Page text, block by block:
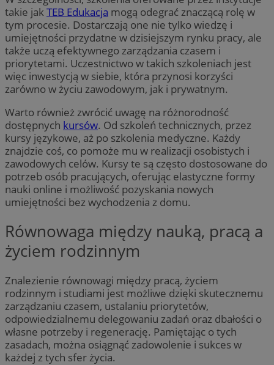
takie jakTEB Edukacja mogą odegrać znaczącą rolę w
tym procesie. Dostarczają one nie tylko wiedzę i
umiejętności przydatne w dzisiejszym rynku pracy, ale
także uczą efektywnego zarządzania czasem i
priorytetami. Uczestnictwo w takich szkoleniach jest
więc inwestycją w siebie, która przynosi korzyści
zarówno w życiu zawodowym, jak i prywatnym.
Warto również zwrócić uwagę na różnorodność
dostępnych kursów. Od szkoleń technicznych, przez
kursy językowe, aż po szkolenia medyczne. Każdy
znajdzie coś, co pomoże mu w realizacji osobistych i
zawodowych celów. Kursy te są często dostosowane do
potrzeb osób pracujących, oferując elastyczne formy
nauki online i możliwość pozyskania nowych
umiejętności bez wychodzenia z domu.
Równowaga między nauką, pracą a
życiem rodzinnym
Znalezienie równowagi między pracą, życiem
rodzinnym i studiami jest możliwe dzięki skutecznemu
zarządzaniu czasem, ustalaniu priorytetów,
odpowiedzialnemu delegowaniu zadań oraz dbałości o
własne potrzeby i regenerację. Pamiętając o tych
zasadach, można osiągnąć zadowolenie i sukces w
każdej z tych sfer życia.